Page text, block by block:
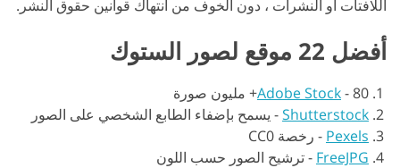
اللافتات أو النشرات ، دون الخوف من انتهاك قوانين حقوق النشر.
أفضل 22 موقع لصور الستوك
Adobe Stock- 80+ مليون صورة
Shutterstock
- يسمح بإضفاء الطابع الشخصي على الصور
Pexels
- رخصة CC0
FreeJPG
-ترشيح الصور حسب اللون